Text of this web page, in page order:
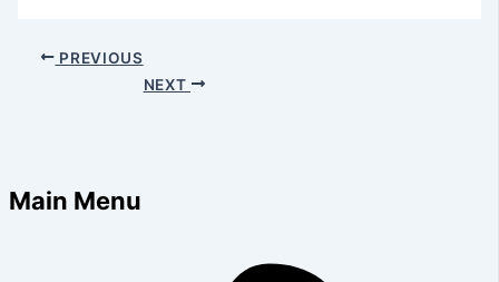
PREVIOUS
NEXT
Main Menu